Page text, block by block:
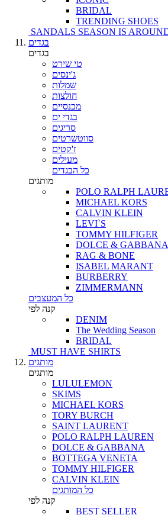
BRIDAL
TRENDING SHOES
SANDALS SEASON IS
בגדים
בגדים
טי שירט
ג'ינסים
שמלות
חולצות
מכנסיים
בגדי ים
סריגים
סווטשרטים
ז'קטים
מעילים
כל הבגדים
מותגים
POLO RALPH
MICHAEL KORS
CALVIN KLEIN
LEVI`S
TOMMY HILFIGER
DOLCE & GABBANA
RAG & BONE
ISABEL MARANT
BURBERRY
ZIMMERMANN
כל המעצבים
קנה לפי
DENIM
The Wedding Season
BRIDAL
MUST HAVE SHIRTS
מותגים
מותגים
LULULEMON
SKIMS
MICHAEL KORS
TORY BURCH
SAINT LAURENT
POLO RALPH LAUREN
DOLCE & GABBANA
BOTTEGA VENETA
TOMMY HILFIGER
CALVIN KLEIN
כל המותגים
קנה לפי
BEST SELLER